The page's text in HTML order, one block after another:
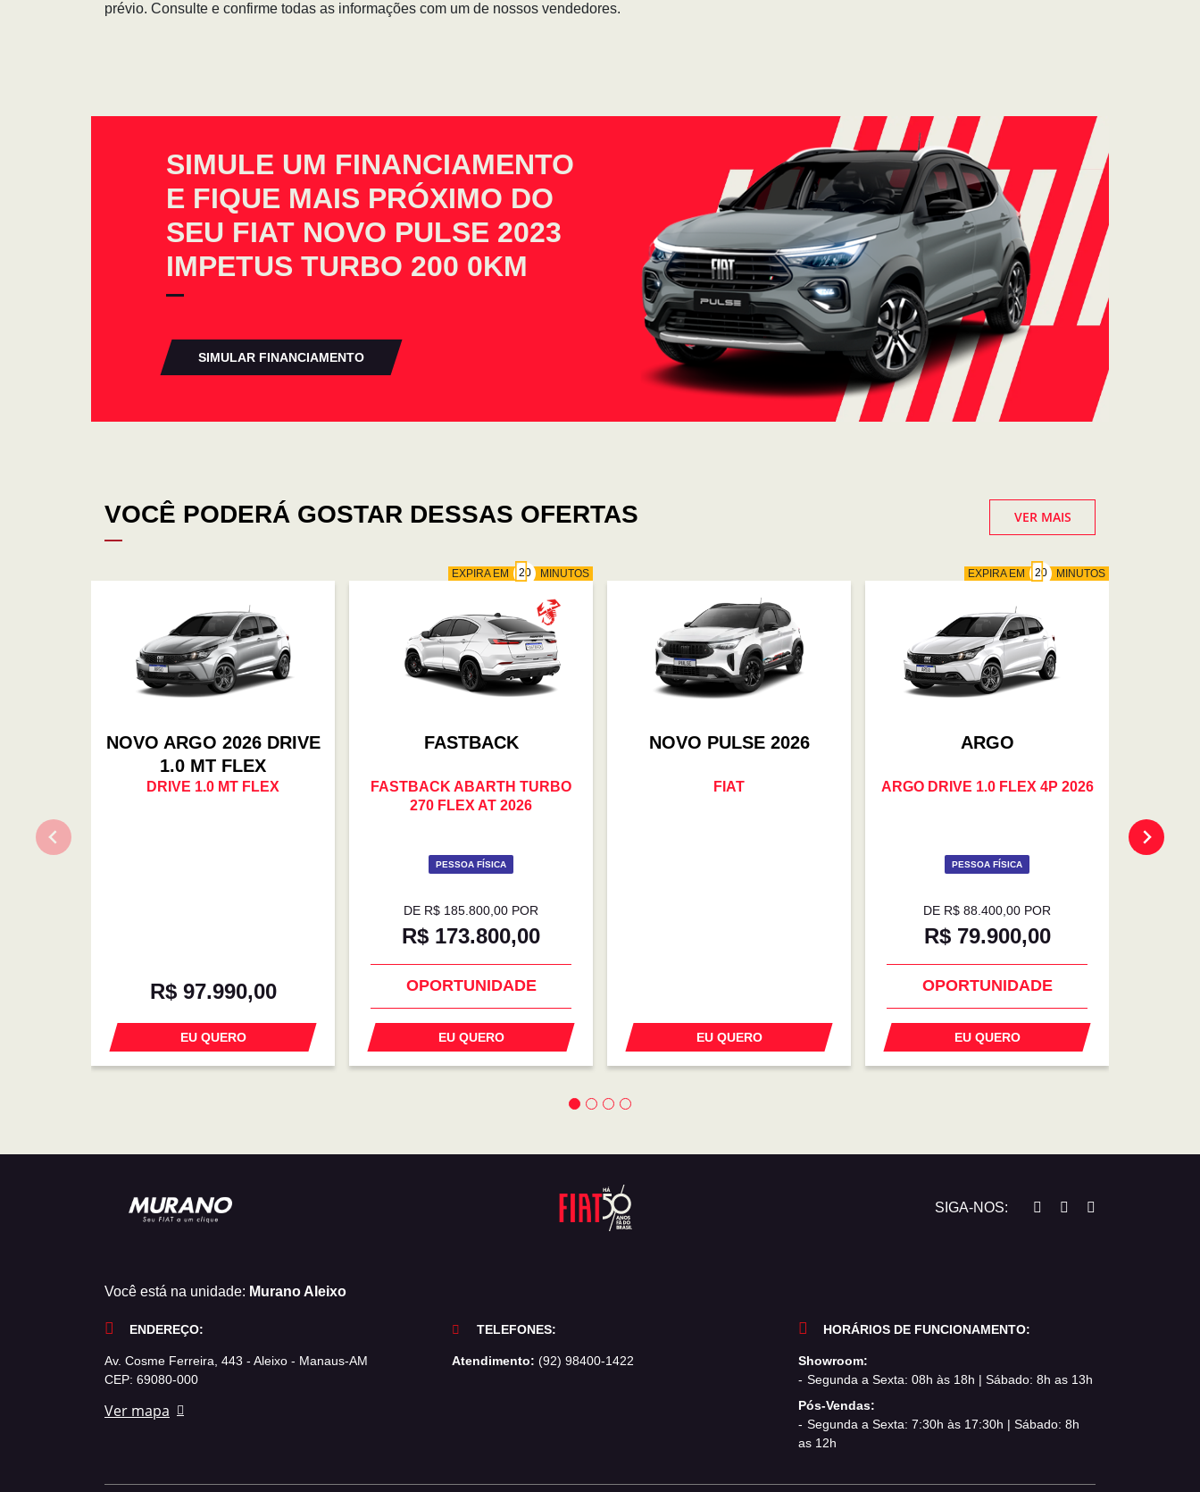
prévio. Consulte e confirme todas as informações com um de nossos vendedores.
SIMULE UM FINANCIAMENTO
E FIQUE MAIS PRÓXIMO DO
SEU FIAT NOVO PULSE 2023
IMPETUS TURBO 200 0KM
SIMULAR FINANCIAMENTO
VOCÊ PODERÁ GOSTAR DESSAS OFERTAS VER MAIS
NOVO ARGO 2026 DRIVE
1.0 MT FLEX
DRIVE 1.0 MT FLEX
R$ 97.990,00
EU QUERO
EXPIRA EM MINUTOS
FASTBACK
FASTBACK ABARTH TURBO
270 FLEX AT 2026
PESSOA FÍSICA
DE R$ 185.800,00 POR
R$ 173.800,00
OPORTUNIDADE
EU QUERO
NOVO PULSE 2026
FIAT
EU QUERO
EXPIRA EM MINUTOS
ARGO
ARGO DRIVE 1.0 FLEX 4P 2026
PESSOA FÍSICA
DE R$ 88.400,00 POR
R$ 79.900,00
OPORTUNIDADE
EU QUERO
SIGA-NOS:
Você está na unidade: Murano Aleixo
ENDEREÇO:
Av. Cosme Ferreira, 443 - Aleixo - Manaus-AM
CEP: 69080-000
Ver mapa
TELEFONES:
Atendimento: (92) 98400-1422
HORÁRIOS DE FUNCIONAMENTO:
Showroom:
Segunda a Sexta: 08h às 18h | Sábado: 8h as 13h
Pós-Vendas:
Segunda a Sexta: 7:30h às 17:30h | Sábado: 8h
as 12h